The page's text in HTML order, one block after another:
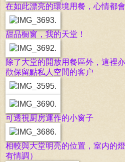
在如此漂亮的環境用餐，心情都
甜品橱窗，我的天堂！
除了大堂的開放用餐區外，這裡
歡保留點私人空間的客户
可透視厨房運作的小窗子
相較與大堂明亮的位置，室内的
有情調）